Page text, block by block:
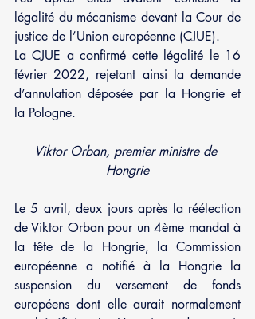
légalité du mécanisme devant la Cour de
justice de l’Union européenne (CJUE).
La CJUE a confirmé cette légalité le 16
février 2022, rejetant ainsi la demande
d’annulation déposée par la Hongrie et
la Pologne.
Viktor Orban, premier ministre de
Hongrie
Le 5 avril, deux jours après la réélection
de Viktor Orban pour un 4ème mandat à
la tête de la Hongrie, la Commission
européenne a notifié à la Hongrie la
suspension du versement de fonds
européens dont elle aurait normalement